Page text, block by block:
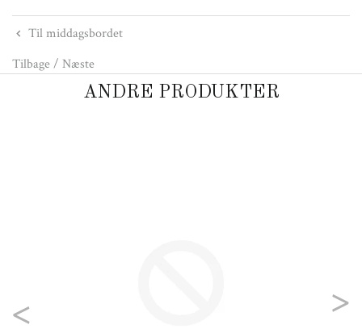
Til middagsbordet
Tilbage/ Næste
ANDRE PRODUKTER